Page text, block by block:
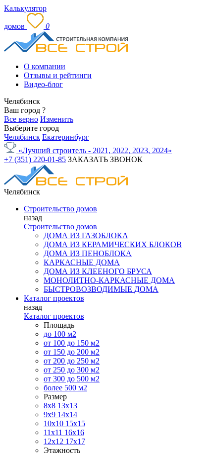
Калькулятор
домов 0
О компании
Отзывы и рейтинги
Видео-блог
Челябинск
Ваш город ?
Все верно Изменить
Выберите город
Челябинск Екатеринбург
«Лучший строитель - 2021, 2022, 2023, 2024»
+7 (351) 220-01-85 ЗАКАЗАТЬ ЗВОНОК
Челябинск
Строительство домов
назад
Строительство домов
ДОМА ИЗ ГАЗОБЛОКА
ДОМА ИЗ КЕРАМИЧЕСКИХ БЛОКОВ
ДОМА ИЗ ПЕНОБЛОКА
КАРКАСНЫЕ ДОМА
ДОМА ИЗ КЛЕЕНОГО БРУСА
МОНОЛИТНО-КАРКАСНЫЕ ДОМА
БЫСТРОВОЗВОДИМЫЕ ДОМА
Каталог проектов
назад
Каталог проектов
Площадь
до 100 м2
от 100 до 150 м2
от 150 до 200 м2
от 200 до 250 м2
от 250 до 300 м2
от 300 до 500 м2
более 500 м2
Размер
8х8 13х13
9х9 14х14
10х10 15х15
11x11 16х16
12х12 17х17
Этажность